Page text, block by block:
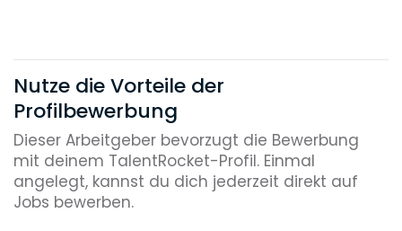
Nutze die Vorteile der
Profilbewerbung
Dieser Arbeitgeber bevorzugt die Bewerbung
mit deinem TalentRocket-Profil. Einmal
angelegt, kannst du dich jederzeit direkt auf
Jobs bewerben.